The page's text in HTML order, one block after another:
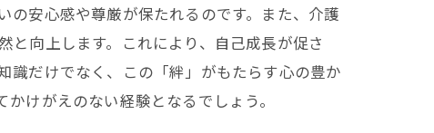
の安心感や尊厳が保たれるのです。また、介護
と向上します。これにより、自己成長が促さ
識だけでなく、この「絆」がもたらす心の豊か
けがえのない経験となるでしょう。